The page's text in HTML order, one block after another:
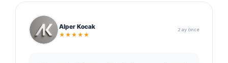
Alper Kocak
★★★★★
2 ay önce